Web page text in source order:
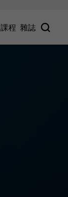
課程 雜誌